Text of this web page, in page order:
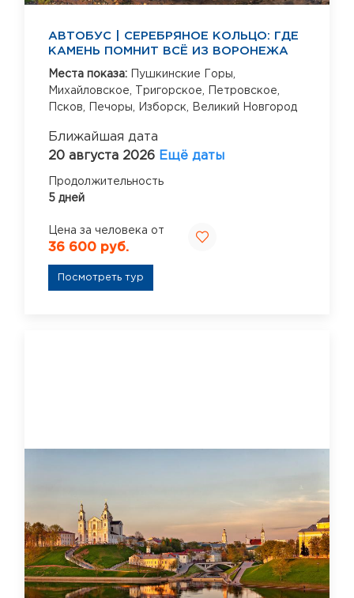
АВТОБУС | СЕРЕБРЯНОЕ КОЛЬЦО: ГДЕ
КАМЕНЬ ПОМНИТ ВСЁ ИЗ ВОРОНЕЖА
Места показа:
Пушкинские Горы,
Михайловское,
Тригорское,
Петровское,
Псков,
Печоры, Изборск, Великий Новгород
Ближайшая дата
20 августа 2026 Ещё даты
Продолжительность
5 дней
Цена за человека от
36 600 руб.
Посмотреть тур